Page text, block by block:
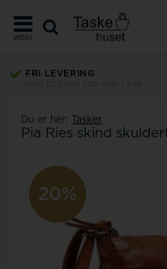
MENU
FRI LEVERING
Du er her: Tasker
Pia Ries skind
20%
20%